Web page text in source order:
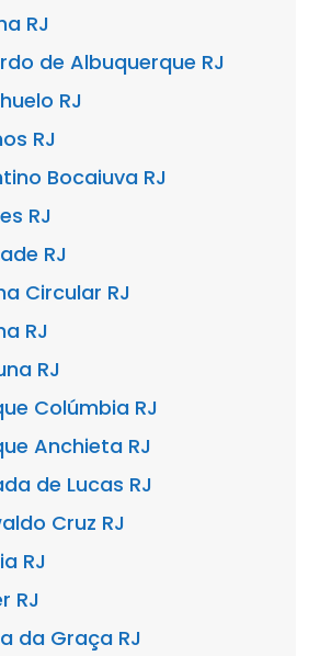
RJ
de Albuquerque RJ
RJ
RJ
Bocaiuva RJ
RJ
RJ
Circular RJ
RJ
RJ
Colúmbia RJ
Anchieta RJ
de Lucas RJ
Cruz RJ
RJ
RJ
da Graça RJ